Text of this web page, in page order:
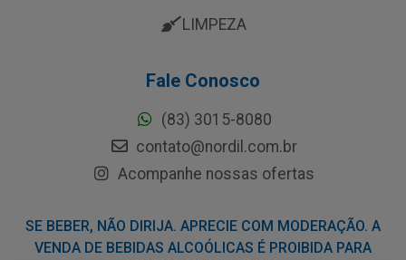
LIMPEZA
Fale Conosco
(83) 3015-8080
contato@nordil.com.br
Acompanhe nossas ofertas
SE BEBER, NÃO DIRIJA. APRECIE COM MODERAÇÃO. A
VENDA DE BEBIDAS ALCOÓLICAS É PROIBIDA PARA